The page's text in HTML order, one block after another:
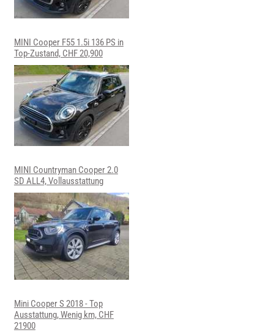
MINI Cooper F55 1.5i 136 PS in
Top-Zustand, CHF 20,900
MINI Countryman Cooper 2.0
SD ALL4, Vollausstattung
Mini Cooper S 2018 - Top
Ausstattung, Wenig km, CHF
21900